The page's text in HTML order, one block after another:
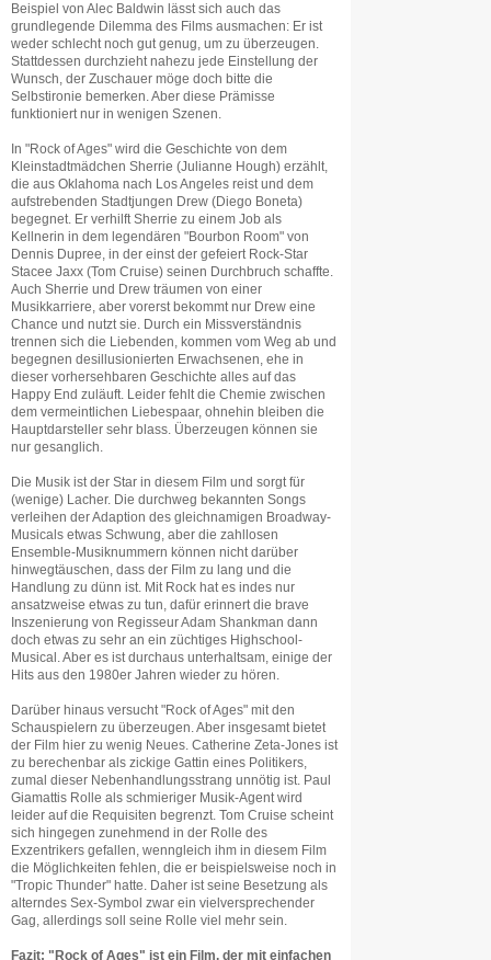
Beispiel von Alec Baldwin lässt sich auch das
grundlegende Dilemma des Films ausmachen: Er ist
weder schlecht noch gut genug, um zu überzeugen.
Stattdessen durchzieht nahezu jede Einstellung der
Wunsch, der Zuschauer möge doch bitte die
Selbstironie bemerken. Aber diese Prämisse
funktioniert nur in wenigen Szenen.
In "Rock of Ages" wird die Geschichte von dem
Kleinstadtmädchen Sherrie (Julianne Hough) erzählt,
die aus Oklahoma nach Los Angeles reist und dem
aufstrebenden Stadtjungen Drew (Diego Boneta)
begegnet. Er verhilft Sherrie zu einem Job als
Kellnerin in dem legendären "Bourbon Room" von
Dennis Dupree, in der einst der gefeiert Rock-Star
Stacee Jaxx (Tom Cruise) seinen Durchbruch schaffte.
Auch Sherrie und Drew träumen von einer
Musikkarriere, aber vorerst bekommt nur Drew eine
Chance und nutzt sie. Durch ein Missverständnis
trennen sich die Liebenden, kommen vom Weg ab und
begegnen desillusionierten Erwachsenen, ehe in
dieser vorhersehbaren Geschichte alles auf das
Happy End zuläuft. Leider fehlt die Chemie zwischen
dem vermeintlichen Liebespaar, ohnehin bleiben die
Hauptdarsteller sehr blass. Überzeugen können sie
nur gesanglich.
Die Musik ist der Star in diesem Film und sorgt für
(wenige) Lacher. Die durchweg bekannten Songs
verleihen der Adaption des gleichnamigen Broadway-
Musicals etwas Schwung, aber die zahllosen
Ensemble-Musiknummern können nicht darüber
hinwegtäuschen, dass der Film zu lang und die
Handlung zu dünn ist. Mit Rock hat es indes nur
ansatzweise etwas zu tun, dafür erinnert die brave
Inszenierung von Regisseur Adam Shankman dann
doch etwas zu sehr an ein züchtiges Highschool-
Musical. Aber es ist durchaus unterhaltsam, einige der
Hits aus den 1980er Jahren wieder zu hören.
Darüber hinaus versucht "Rock of Ages" mit den
Schauspielern zu überzeugen. Aber insgesamt bietet
der Film hier zu wenig Neues. Catherine Zeta-Jones ist
zu berechenbar als zickige Gattin eines Politikers,
zumal dieser Nebenhandlungsstrang unnötig ist. Paul
Giamattis Rolle als schmieriger Musik-Agent wird
leider auf die Requisiten begrenzt. Tom Cruise scheint
sich hingegen zunehmend in der Rolle des
Exzentrikers gefallen, wenngleich ihm in diesem Film
die Möglichkeiten fehlen, die er beispielsweise noch in
"Tropic Thunder" hatte. Daher ist seine Besetzung als
alterndes Sex-Symbol zwar ein vielversprechender
Gag, allerdings soll seine Rolle viel mehr sein.
Fazit: "Rock of Ages" ist ein Film, der mit einfachen